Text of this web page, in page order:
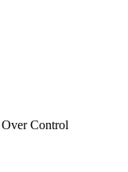
Control